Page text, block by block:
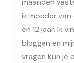
maanden
ik moeder van
en 12 jaar. Ik
bloggen en
vragen kun je